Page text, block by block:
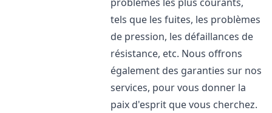
tels que les fuites, les problèmes
de pression, les défaillances de
résistance, etc. Nous offrons
également des garanties sur nos
services, pour vous donner la
paix d'esprit que vous cherchez.